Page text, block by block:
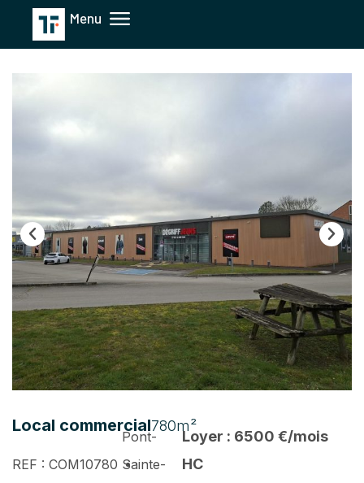
Local commercial780m²
REF : COM10780
Pont-
Sainte-
Loyer : 6500 €/mois
HC